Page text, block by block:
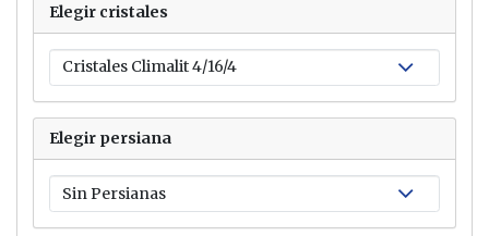
Elegir cristales
Elegir persiana